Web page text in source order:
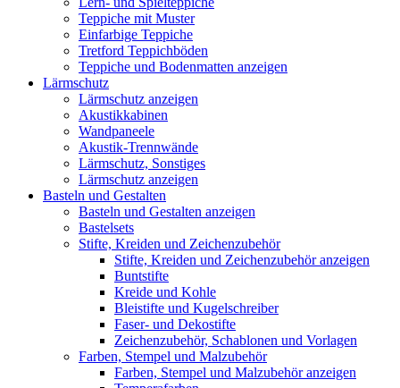
Teppiche mit Muster
Einfarbige Teppiche
Tretford Teppichböden
Teppiche und Bodenmatten anzeigen
Lärmschutz
Lärmschutz anzeigen
Akustikkabinen
Wandpaneele
Akustik-Trennwände
Lärmschutz, Sonstiges
Lärmschutz anzeigen
Basteln und Gestalten
Basteln und Gestalten anzeigen
Bastelsets
Stifte, Kreiden und Zeichenzubehör
Stifte, Kreiden und Zeichenzubehör anzeigen
Buntstifte
Kreide und Kohle
Bleistifte und Kugelschreiber
Faser- und Dekostifte
Zeichenzubehör, Schablonen und Vorlagen
Farben, Stempel und Malzubehör
Farben, Stempel und Malzubehör anzeigen